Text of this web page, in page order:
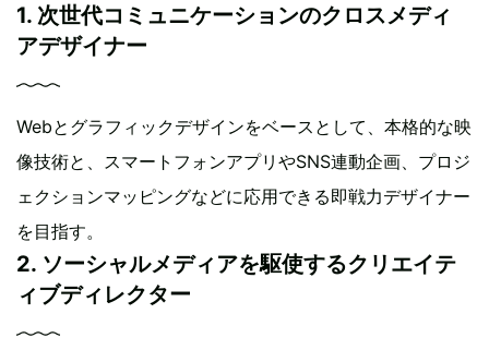
1. 次世代コミュニケーションのクロスメディ
アデザイナー
Webとグラフィックデザインをベースとして、本格的な映
像技術と、スマートフォンアプリやSNS連動企画、プロジ
ェクションマッピングなどに応用できる即戦力デザイナー
を目指す。
2. ソーシャルメディアを駆使するクリエイテ
ィブディレクター